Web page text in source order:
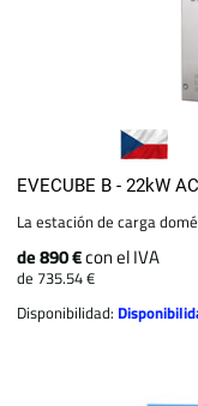
EVECUBE B - 22kW
La estación de carga
de 890 €con el IVA
de 735.54 €
Disponibilidad: